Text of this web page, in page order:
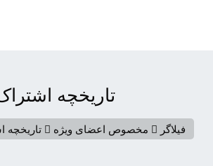
تاریخچه
فیلاگر مخصوص اعضای ویژه تاریخچه